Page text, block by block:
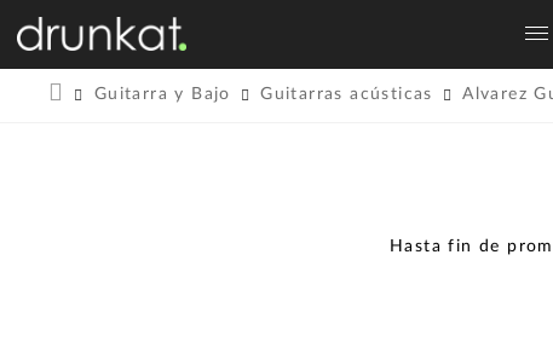
Guitarra y Bajo Guitarras acústicas Alvarez
Hasta fin de